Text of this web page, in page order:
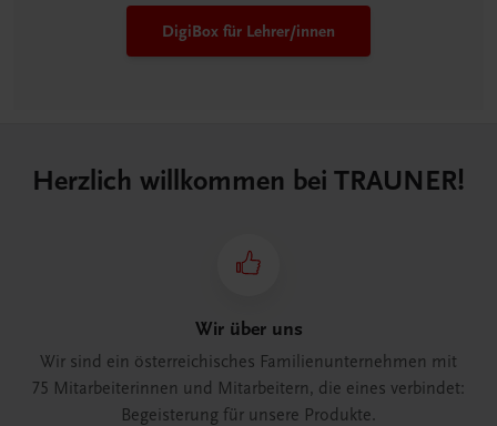
DigiBox für Lehrer/innen
Herzlich willkommen bei TRAUNER!
Wir über uns
Wir sind ein österreichisches Familienunternehmen mit
75 Mitarbeiterinnen und Mitarbeitern, die eines verbindet:
Begeisterung für unsere Produkte.